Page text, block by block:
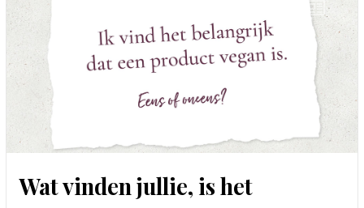
Wat vinden jullie, is het